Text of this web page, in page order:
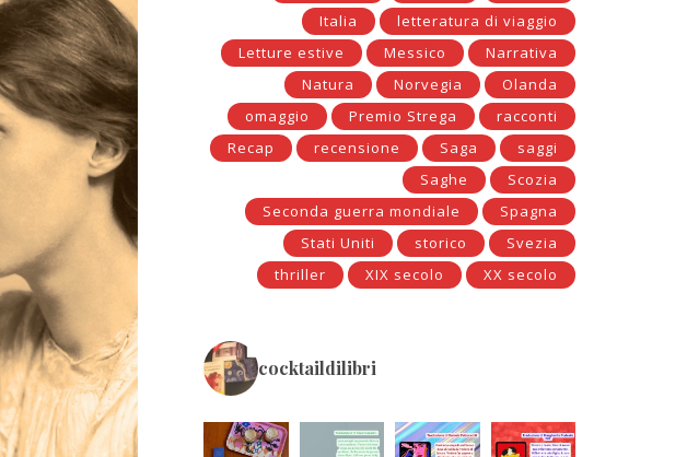
Italia
letteratura di viaggio
Letture estive
Messico
Narrativa
Natura
Norvegia
Olanda
omaggio
Premio Strega
racconti
Recap
recensione Saga
saggi
Saghe
Scozia
Seconda guerra mondiale
Spagna
Stati Uniti
storico
Svezia
thriller
XIX secolo XX secolo
cocktaildilibri